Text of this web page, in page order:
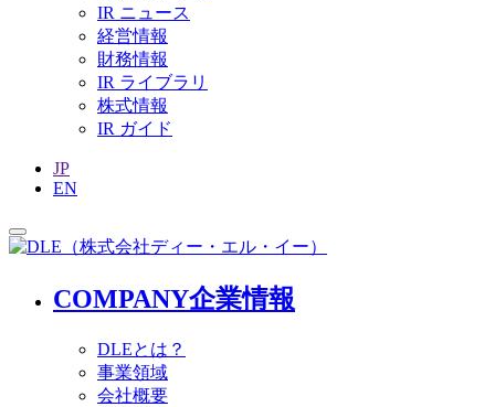
IR ニュース
経営情報
財務情報
IR ライブラリ
株式情報
IR ガイド
JP
EN
COMPANY企業情報
DLEとは？
事業領域
会社概要